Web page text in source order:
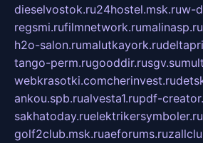
dieselvostok.ru24hostel.msk.ruw-
regsmi.rufilmnetwork.rumalinasp.ru
h2o-salon.rumalutkayork.ru
tango-perm.rugooddir.rusgv.su
webkrasotki.comcherinvest.ru
ankou.spb.rualvesta1.rupdf-
sakhatoday.ruelektrikersymboler.ru
golf2club.msk.ruaeforums.ru